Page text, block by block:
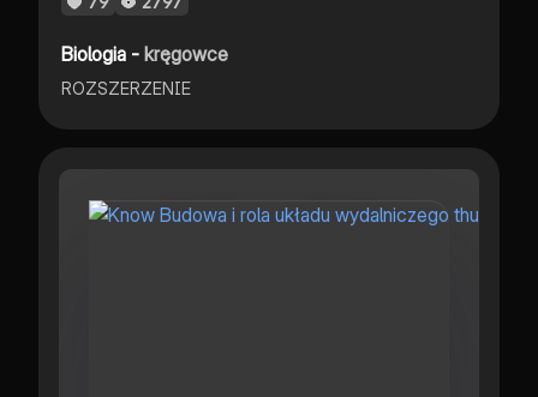
Biologia -kręgowce
ROZSZERZENIE